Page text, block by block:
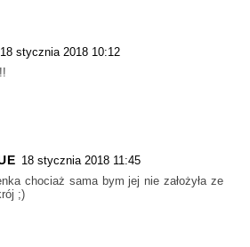
18 stycznia 2018 10:12
18 stycznia 2018 11:45
chociaż sama bym jej nie założyła ze
;)